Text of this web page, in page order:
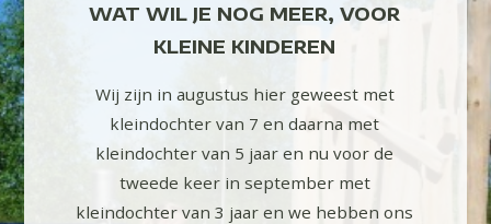
met
de
WAT WIL JE NOG MEER, VOOR
KLEINE KINDEREN
Wij zijn in augustus hier geweest met
kleindochter van 7 en daarna met
kleindochter van 5 jaar en nu voor de
tweede keer in september met
kleindochter van 3 jaar en we hebben ons
We
Een
een
echt
11.